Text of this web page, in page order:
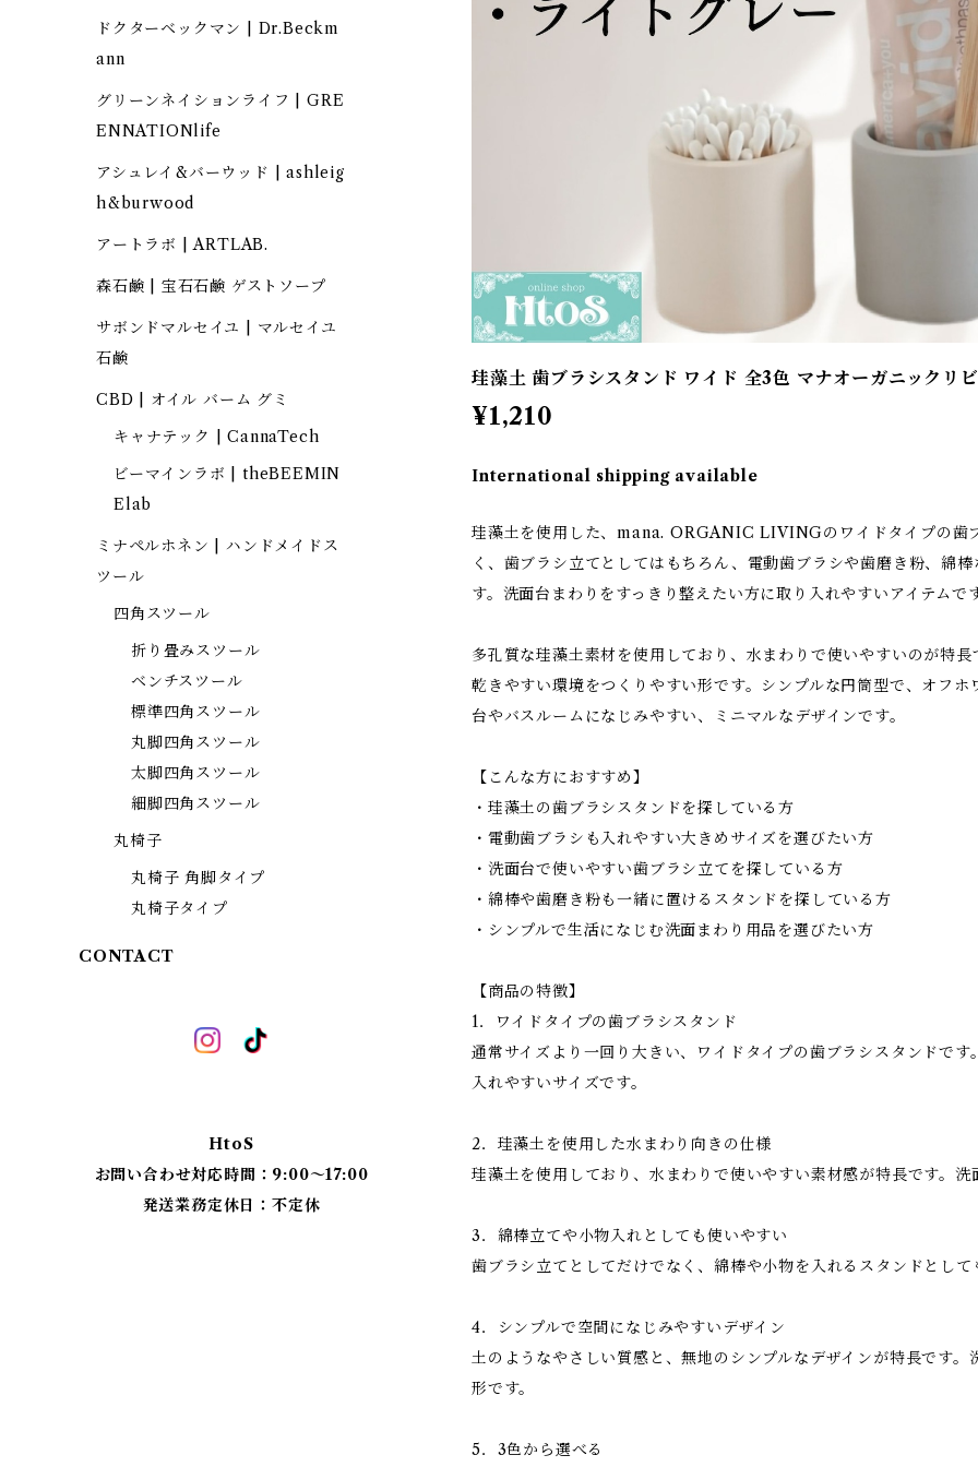
珪藻土 歯ブラシスタンド ワイド 全3色 マナオーガニックリ
¥1,210
International shipping available
珪藻土を使用した、mana. ORGANIC LIVINGのワイドタイプの歯
く、歯ブラシ立てとしてはもちろん、電動歯ブラシや歯磨き粉、綿
す。洗面台まわりをすっきり整えたい方に取り入れやすいアイテムで
多孔質な珪藻土素材を使用しており、水まわりで使いやすいのが特
乾きやすい環境をつくりやすい形です。シンプルな円筒型で、オフ
台やバスルームになじみやすい、ミニマルなデザインです。
【こんな方におすすめ】
・珪藻土の歯ブラシスタンドを探している方
・電動歯ブラシも入れやすい大きめサイズを選びたい方
・洗面台で使いやすい歯ブラシ立てを探している方
・綿棒や歯磨き粉も一緒に置けるスタンドを探している方
・シンプルで生活になじむ洗面まわり用品を選びたい方
【商品の特徴】
1．ワイドタイプの歯ブラシスタンド
通常サイズより一回り大きい、ワイドタイプの歯ブラシスタンドで
入れやすいサイズです。
2．珪藻土を使用した水まわり向きの仕様
珪藻土を使用しており、水まわりで使いやすい素材感が特長です。
3．綿棒立てや小物入れとしても使いやすい
歯ブラシ立てとしてだけでなく、綿棒や小物を入れるスタンドとし
4．シンプルで空間になじみやすいデザイン
土のようなやさしい質感と、無地のシンプルなデザインが特長です
形です。
5．3色から選べる
ドクターベックマン | Dr.Beckm
ann
グリーンネイションライフ | GRE
ENNATIONlife
アシュレイ&バーウッド | ashleig
h&burwood
アートラボ | ARTLAB.
森石鹸 | 宝石石鹸 ゲストソープ
サボンドマルセイユ | マルセイユ
石鹸
CBD | オイル バーム グミ
キャナテック | CannaTech
ビーマインラボ | theBEEMIN
Elab
ミナペルホネン | ハンドメイドス
ツール
四角スツール
折り畳みスツール
ベンチスツール
標準四角スツール
丸脚四角スツール
太脚四角スツール
細脚四角スツール
丸椅子
丸椅子 角脚タイプ
丸椅子タイプ
CONTACT
HtoS
お問い合わせ対応時間：9:00〜17:00
発送業務定休日：不定休